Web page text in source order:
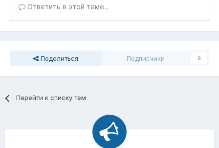
Ответить в этой теме...
Поделиться Подписчики 0
Перейти к списку тем